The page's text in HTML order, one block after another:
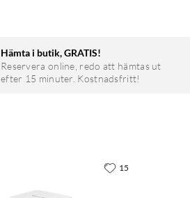
Hämta i butik, GRATIS!
Reservera online, redo att hämtas ut
efter 15 minuter. Kostnadsfritt!
15